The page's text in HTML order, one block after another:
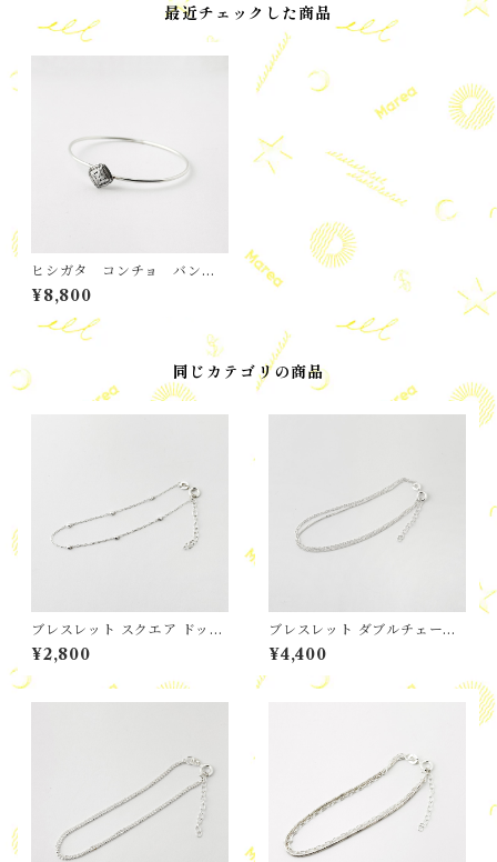
最近チェックした商品
ヒシガタ コンチョ バング
ル
¥8,800
同じカテゴリの商品
ブレスレット スクエア ドット
ステーションチェーン
¥2,800
ブレスレット ダブルチェーン
キヘイ アンド フィガロチェー
ン ブレスレット
¥4,400